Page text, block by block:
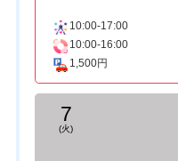
10:00-17:00
10:00-16:00
1,500円
7
(火)